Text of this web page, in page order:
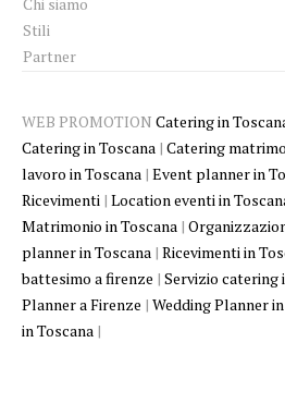
Chi siamo
Stili
Partner
WEB PROMOTION Catering in
Catering in Toscana | Catering
lavoro in Toscana | Event planner in
Ricevimenti | Location eventi in
Matrimonio in Toscana |
planner in Toscana | Ricevimenti in
battesimo a firenze | Servizio catering
Planner a Firenze | Wedding Planner
in Toscana |